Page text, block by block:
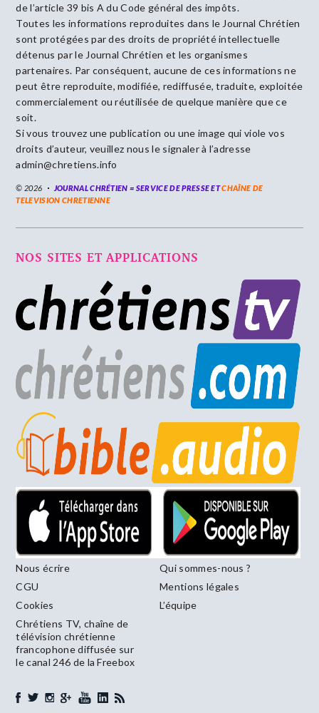
de l’article 39 bis A du Code général des impôts.
Toutes les informations reproduites dans le Journal Chrétien
sont protégées par des droits de propriété intellectuelle
détenus par le Journal Chrétien et les organismes
partenaires. Par conséquent, aucune de ces informations ne
peut être reproduite, modifiée, rediffusée, traduite, exploitée
commercialement ou réutilisée de quelque manière que ce
soit.
Si vous trouvez une publication ou une image qui viole vos
droits d’auteur, veuillez nous le signaler à l’adresse
admin@chretiens.info
© 2026 JOURNAL CHRÉTIEN = SERVICE DE PRESSE ETCHAÎNE DE
TELEVISION CHRETIENNE
NOS SITES ET APPLICATIONS
Nous écrire
Qui sommes-nous ?
CGU
Mentions légales
Cookies
L’équipe
Chrétiens TV, chaîne de
télévision chrétienne
francophone diffusée sur
le canal 246 de la Freebox